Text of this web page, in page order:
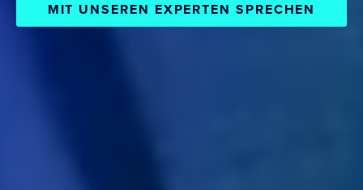
MIT UNSEREN EXPERTEN SPRECHEN